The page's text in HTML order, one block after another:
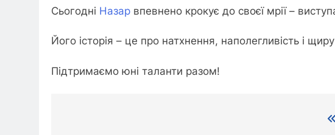
Сьогодні Назар впевнено крокує до своєї мрії –
Його історія – це про натхнення, наполегливість і
Підтримаємо юні таланти разом!